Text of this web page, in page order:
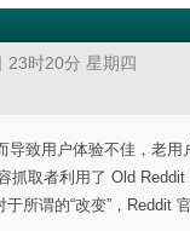
23时20分 星期四
导致用户体验不佳，老
抓取者利用了 Old
所谓的“改变”，Reddit